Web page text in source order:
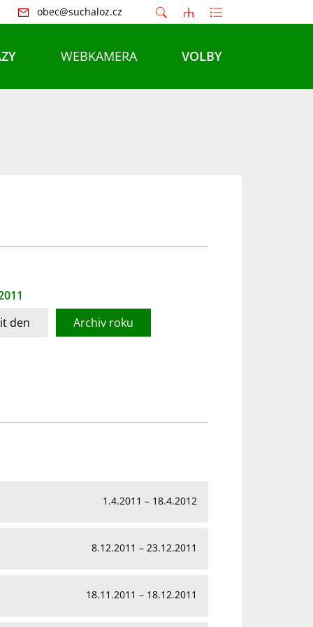
obec@suchaloz.cz
WEBKAMERA VOLBY
den
Archiv roku
1.4.2011 – 18.4.2012
8.12.2011 – 23.12.2011
18.11.2011 – 18.12.2011